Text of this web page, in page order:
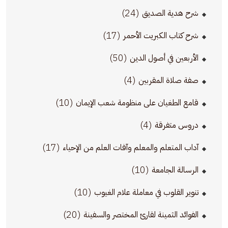
شرح هدية الصديق (24)
شرح كتاب الكبريت الأحمر (17)
الأربعين في أصول الدين (50)
صفة صلاة المقربين (4)
قامع الطغيان على منظومة شعب الإيمان (10)
دروس متفرقة (4)
آداب المتعلم والمعلم وآفات العلم من الإحياء (17)
الرسالة الجامعة (10)
تنوير القلوب في معاملة علام الغيوب (10)
الفوائد الثمينة لقارئ المختصر والسفينة (20)